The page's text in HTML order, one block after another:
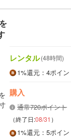
レンタル(48時間)
1%還元 ：4ポイ
購入
通常720ポイント
（終了日:08/31 ）
1%還元 ：5ポイ